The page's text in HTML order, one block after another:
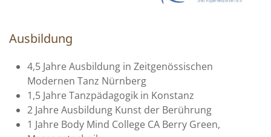
Ausbildung
4,5 Jahre Ausbildung in Zeitgenössischen
Modernen Tanz Nürnberg
1,5 Jahre Tanzpädagogik in Konstanz
2 Jahre Ausbildung Kunst der Berührung
1 Jahre Body Mind College CA Berry Green,